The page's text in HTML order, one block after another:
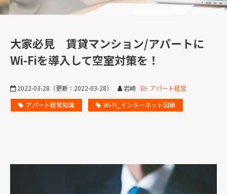
サポートについて
記事
資料請求
大家必見 賃貸マンション/アパートに
Wi-Fiを導入して空室対策を！
2022-03-28 （更新： 2022-03-28） 岩崎
アパート経営
アパート経営知識
Wi-Fi_インターネット回線